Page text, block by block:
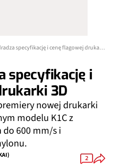
Creality zdradza specyfikację i cenę flagowej drukarki 3D
specyfikację i
3D
nowej drukarki
modelu K1C z
600 mm/s i
2